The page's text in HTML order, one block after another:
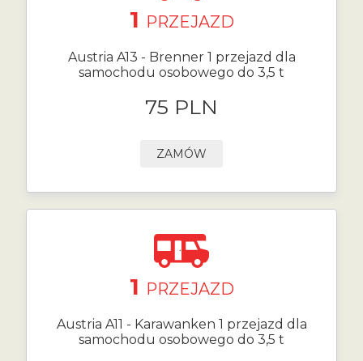
1 PRZEJAZD
Austria A13 - Brenner 1 przejazd dla
samochodu osobowego do 3,5 t
75 PLN
ZAMÓW
1 PRZEJAZD
Austria A11 - Karawanken 1 przejazd dla
samochodu osobowego do 3,5 t